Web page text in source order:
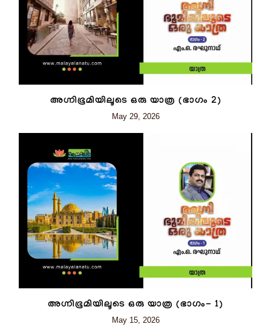
അഗ്നിഭൂമിയിലൂടെ ഒരു യാത്ര (ഭാഗം 2)
May 29, 2026
അഗ്നിഭൂമിയിലൂടെ ഒരു യാത്ര (ഭാഗം- 1)
May 15, 2026